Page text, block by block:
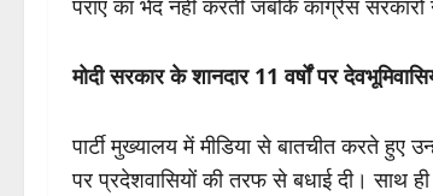
मोदी सरकार के शानदार 11 वर्षों पर
पार्टी मुख्यालय में मीडिया से बातचीत करते
पर प्रदेशवासियों की तरफ से बधाई दी। साथ